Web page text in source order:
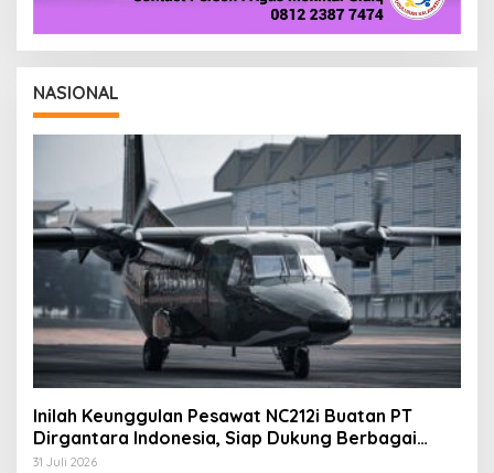
NASIONAL
Inilah Keunggulan Pesawat NC212i Buatan PT
Dirgantara Indonesia, Siap Dukung Berbagai
Operasi TNI
31 Juli 2026